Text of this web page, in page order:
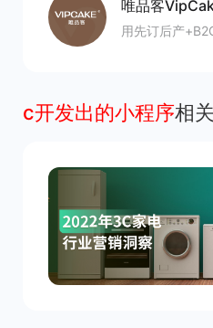
唯品客
用先订后产
c开发出的小程序相